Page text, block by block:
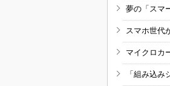
夢の「スマ
スマホ世代
マイクロカ
「組み込